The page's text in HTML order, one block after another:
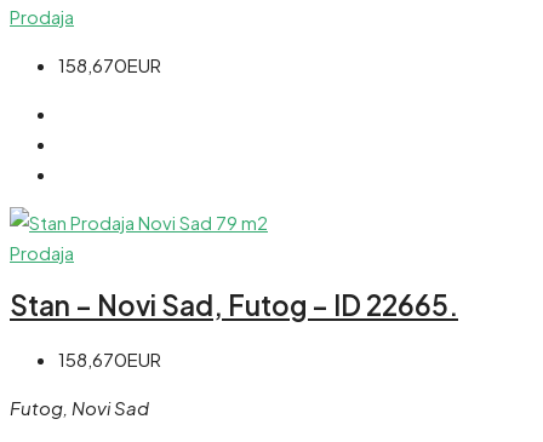
Prodaja
158,670EUR
Prodaja
Stan – Novi Sad, Futog – ID 22665.
158,670EUR
Futog, Novi Sad